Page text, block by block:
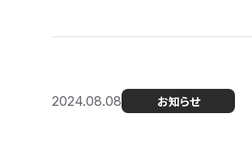
2024.08.08 お知らせ